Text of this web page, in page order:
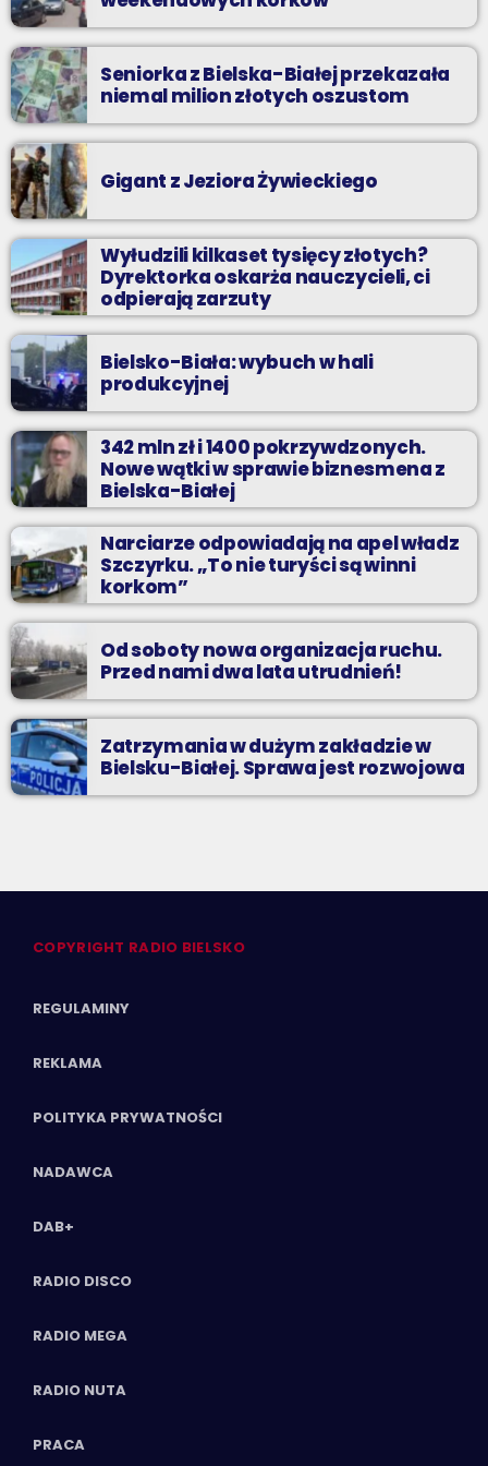
Seniorka z Bielska-Białej przekazała
niemal milion złotych oszustom
Gigant z Jeziora Żywieckiego
Wyłudzili kilkaset tysięcy złotych?
Dyrektorka oskarża nauczycieli, ci
odpierają zarzuty
Bielsko-Biała: wybuch w hali
produkcyjnej
342 mln zł i 1400 pokrzywdzonych.
Nowe wątki w sprawie biznesmena z
Bielska-Białej
Narciarze odpowiadają na apel władz
Szczyrku. „To nie turyści są winni
korkom”
Od soboty nowa organizacja ruchu.
Przed nami dwa lata utrudnień!
Zatrzymania w dużym zakładzie w
Bielsku-Białej. Sprawa jest rozwojowa
COPYRIGHT RADIO BIELSKO
REGULAMINY
REKLAMA
POLITYKA PRYWATNOŚCI
NADAWCA
DAB+
RADIO DISCO
RADIO MEGA
RADIO NUTA
PRACA